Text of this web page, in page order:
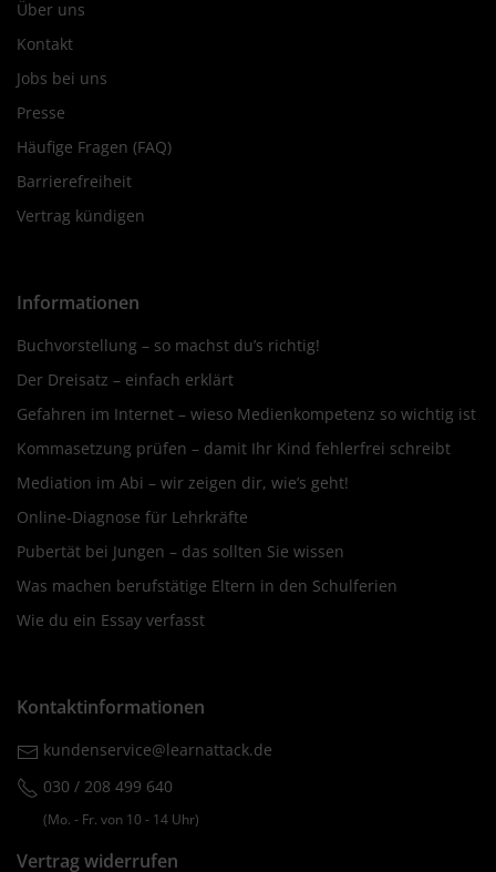
Über uns
Kontakt
Jobs bei uns
Presse
Häufige Fragen (FAQ)
Barrierefreiheit
Vertrag kündigen
Informationen
Buchvorstellung – so machst du’s richtig!
Der Dreisatz – einfach erklärt
Gefahren im Internet – wieso Medienkompetenz so wichtig ist
Kommasetzung prüfen – damit Ihr Kind fehlerfrei schreibt
Mediation im Abi – wir zeigen dir, wie’s geht!
Online-Diagnose für Lehrkräfte
Pubertät bei Jungen – das sollten Sie wissen
Was machen berufstätige Eltern in den Schulferien
Wie du ein Essay verfasst
Kontaktinformationen
kundenservice@learnattack.de
030 / 208 499 640
(Mo. ‐ Fr. von 10 ‐ 14 Uhr)
Vertrag widerrufen